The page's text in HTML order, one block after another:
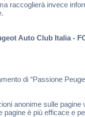
raccoglierà invece
Auto Club Italia -
di “Passione
anonime sulle
pagine è più efficace e